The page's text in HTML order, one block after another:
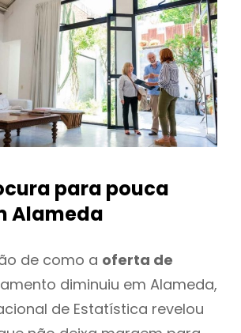
para pouca
Alameda
de como a oferta de
diminuiu em Alameda,
de Estatística revelou